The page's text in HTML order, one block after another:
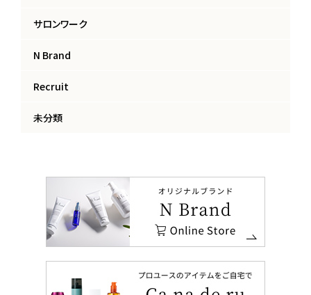
サロンワーク
N Brand
Recruit
未分類